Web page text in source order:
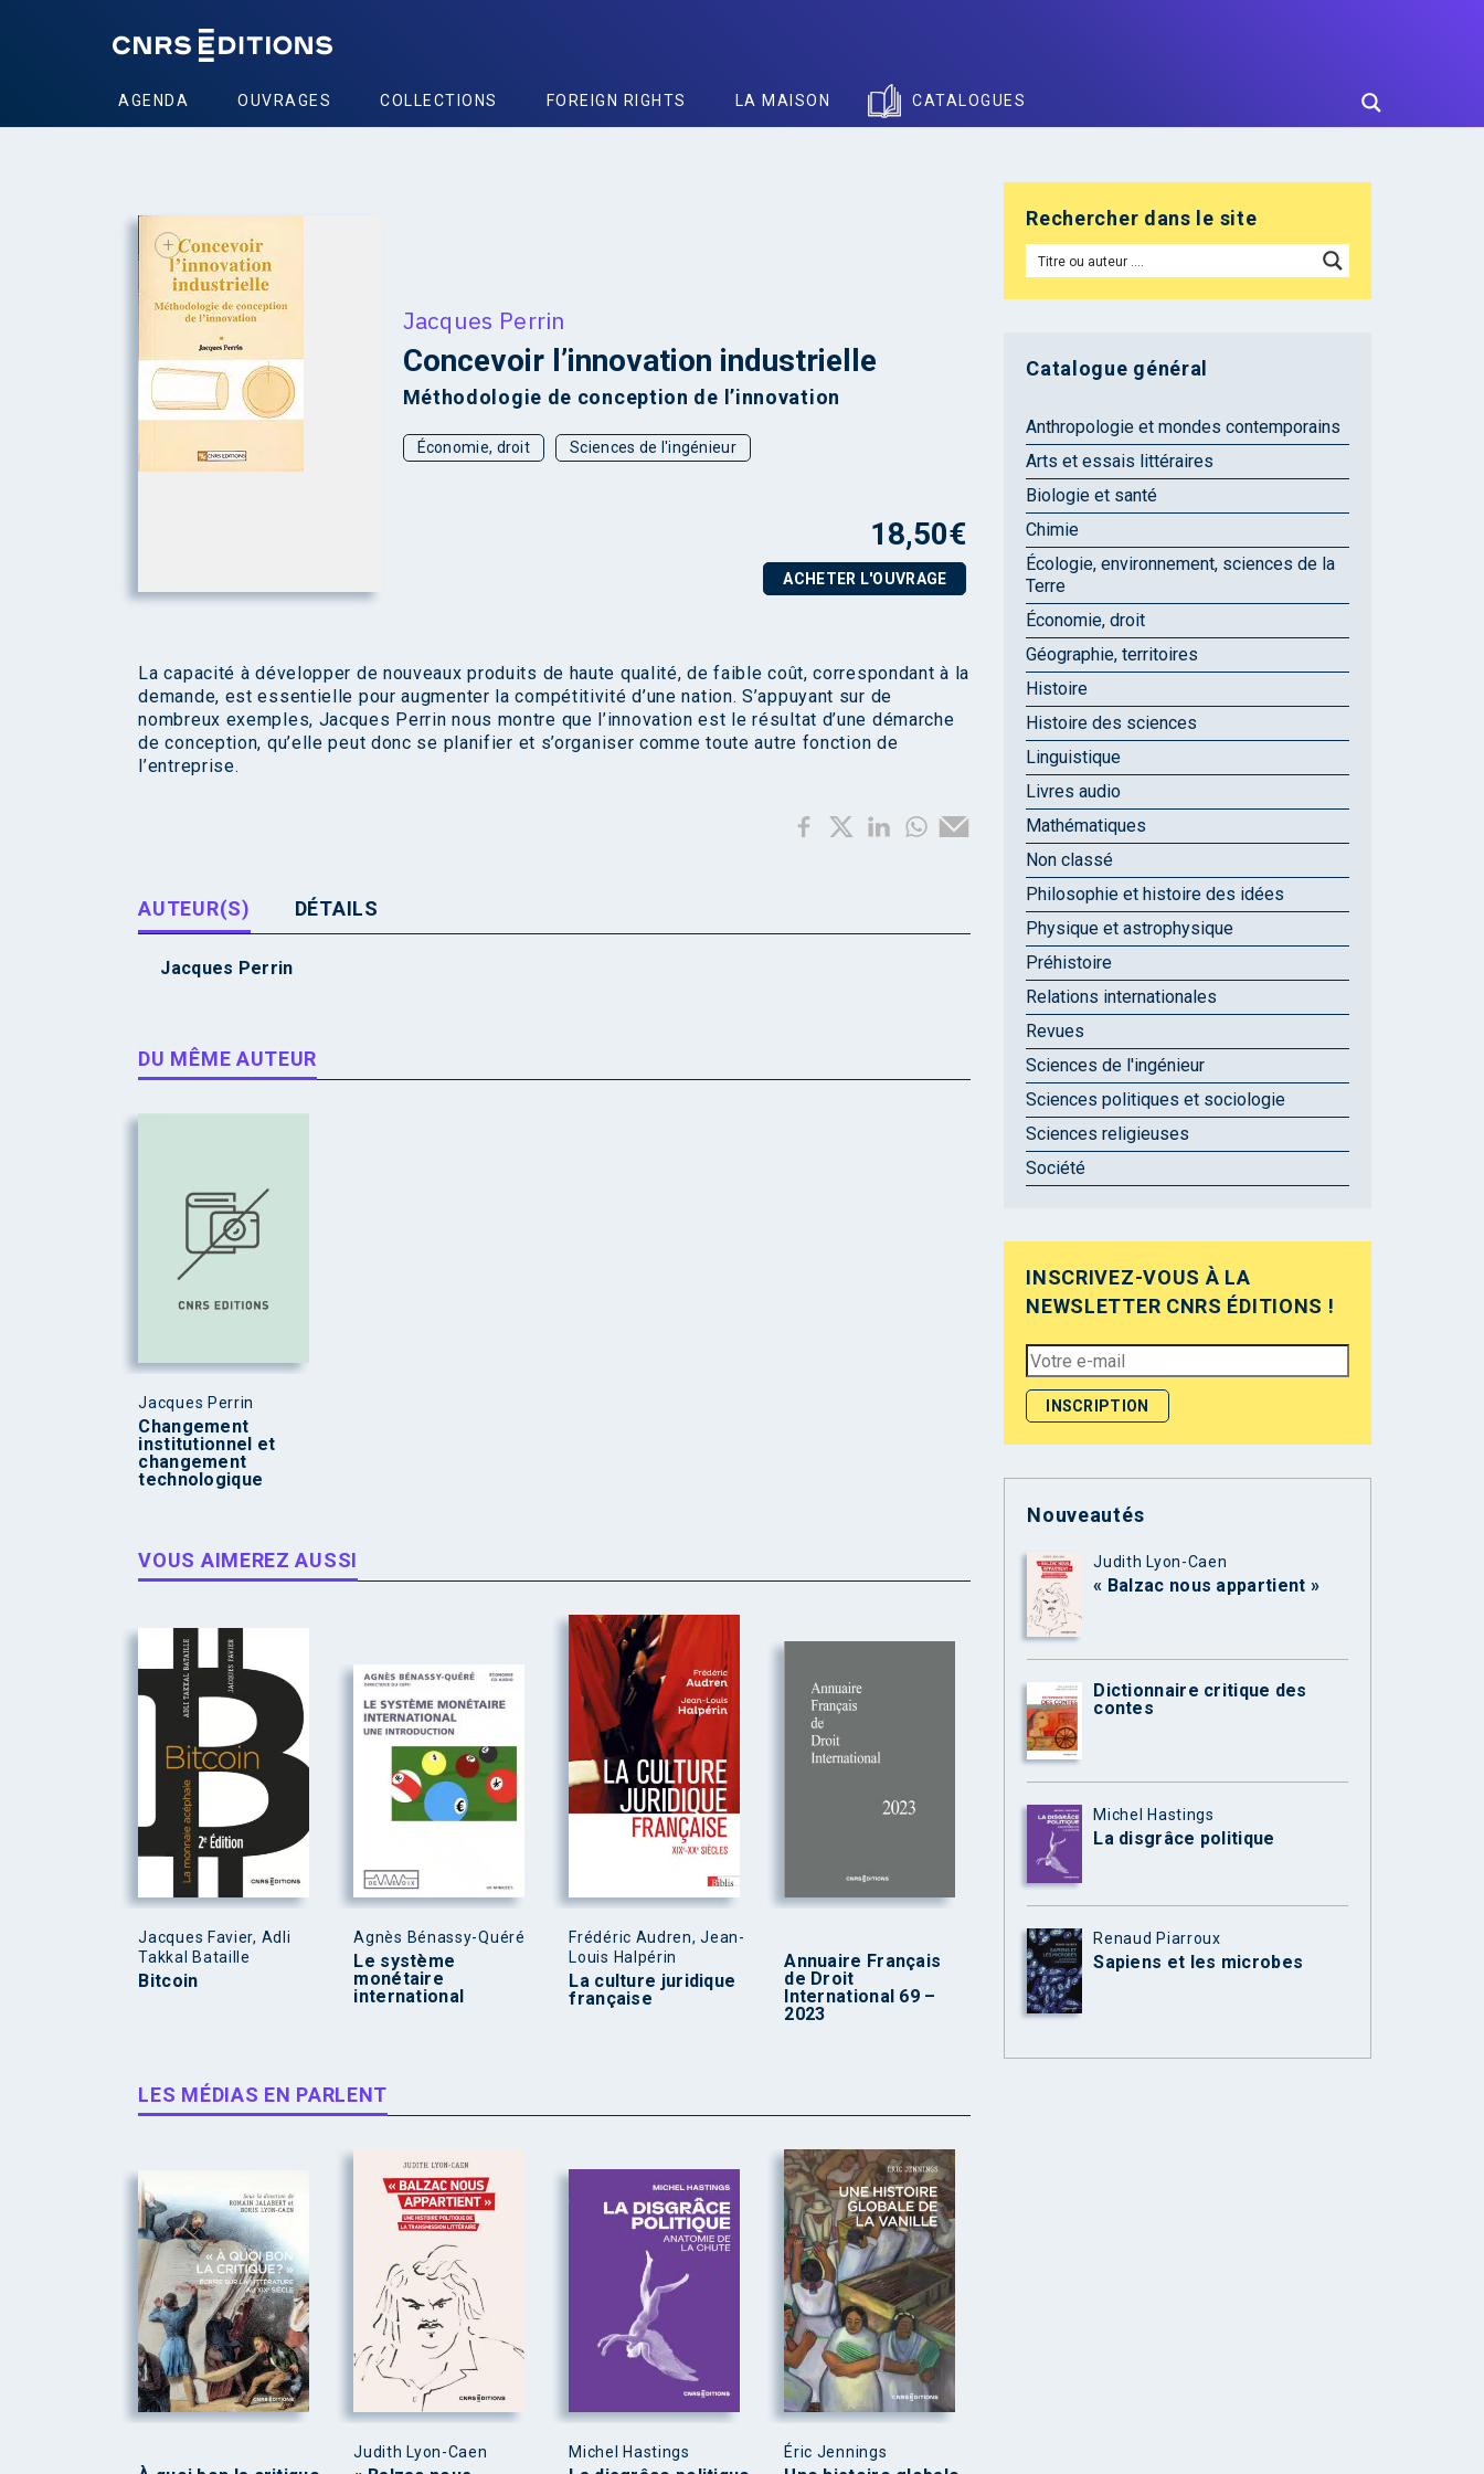
AGENDA OUVRAGES COLLECTIONS FOREIGN RIGHTS LA MAISON CATALOGUES
+
Jacques Perrin
Concevoir l’innovation industrielle
Méthodologie de conception de l’innovation
Économie, droit Sciences de l'ingénieur
18,50€
ACHETER L'OUVRAGE
La capacité à développer de nouveaux produits de haute qualité, de faible coût, correspondant à la
demande, est essentielle pour augmenter la compétitivité d’une nation. S’appuyant sur de
nombreux exemples, Jacques Perrin nous montre que l’innovation est le résultat d’une démarche
de conception, qu’elle peut donc se planifier et s’organiser comme toute autre fonction de
l’entreprise.
AUTEUR(S) DÉTAILS
Jacques Perrin
DU MÊME AUTEUR
Jacques Perrin
Changement
institutionnel et
changement
technologique
VOUS AIMEREZ AUSSI
Jacques Favier, Adli
Takkal Bataille
Bitcoin
Agnès Bénassy-Quéré
Le système
monétaire
international
Frédéric Audren, Jean-
Louis Halpérin
La culture juridique
française
Annuaire Français
de Droit
International 69 –
2023
LES MÉDIAS EN PARLENT
Judith Lyon-Caen Michel Hastings Éric Jennings
Rechercher dans le site
Catalogue général
Anthropologie et mondes contemporains
Arts et essais littéraires
Biologie et santé
Chimie
Écologie, environnement, sciences de la
Terre
Économie, droit
Géographie, territoires
Histoire
Histoire des sciences
Linguistique
Livres audio
Mathématiques
Non classé
Philosophie et histoire des idées
Physique et astrophysique
Préhistoire
Relations internationales
Revues
Sciences de l'ingénieur
Sciences politiques et sociologie
Sciences religieuses
Société
INSCRIVEZ-VOUS À LA
NEWSLETTER CNRS ÉDITIONS !
Nouveautés
Judith Lyon-Caen
« Balzac nous appartient »
Dictionnaire critique des
contes
Michel Hastings
La disgrâce politique
Renaud Piarroux
Sapiens et les microbes